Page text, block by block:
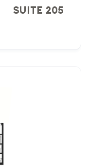
SUITE 205